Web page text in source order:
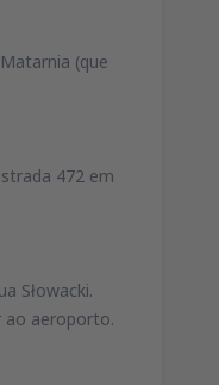
(que
472 em
Słowacki.
ao aeroporto.